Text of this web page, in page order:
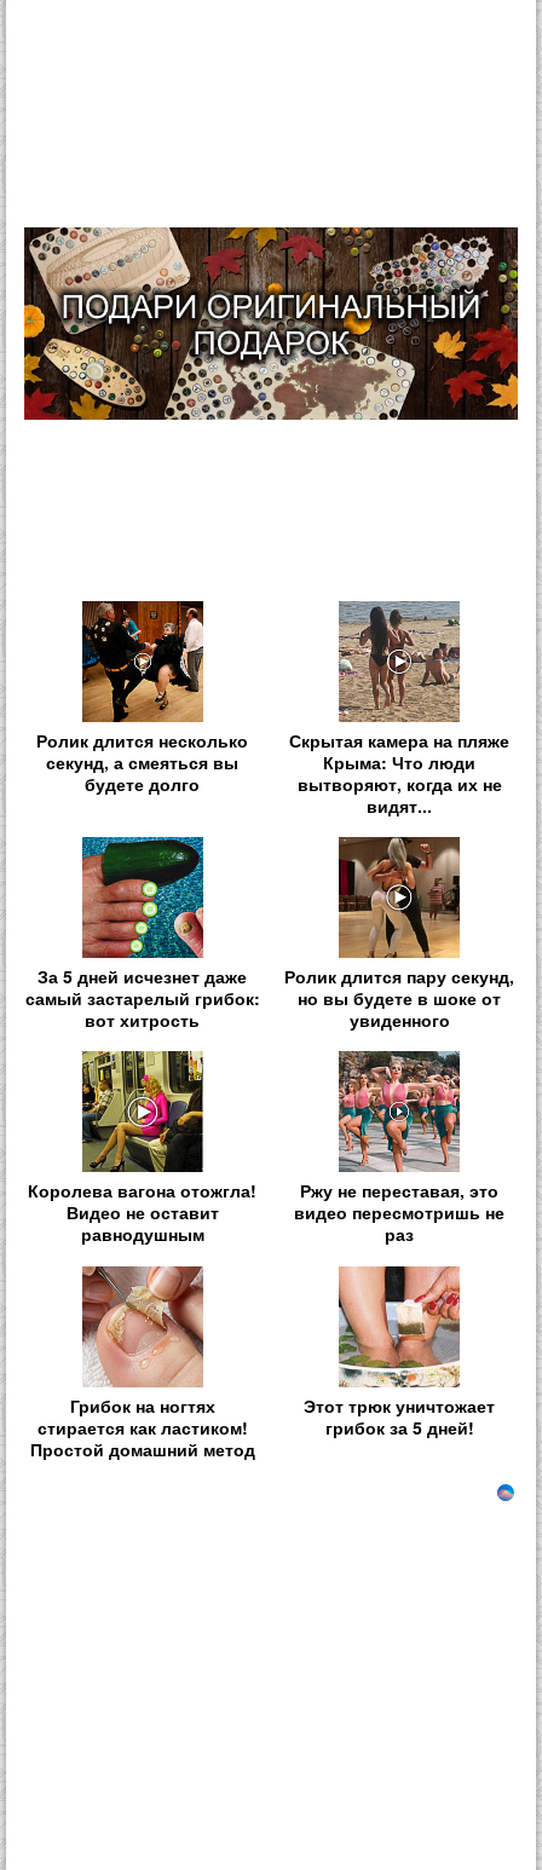
Ролик длится несколько
секунд, а смеяться вы
будете долго
Скрытая камера на пляже
Крыма: Что люди
вытворяют, когда их не
видят...
За 5 дней исчезнет даже
самый застарелый грибок:
вот хитрость
Ролик длится пару секунд,
но вы будете в шоке от
увиденного
Королева вагона отожгла!
Видео не оставит
равнодушным
Ржу не переставая, это
видео пересмотришь не
раз
Грибок на ногтях
стирается как ластиком!
Простой домашний метод
Этот трюк уничтожает
грибок за 5 дней!